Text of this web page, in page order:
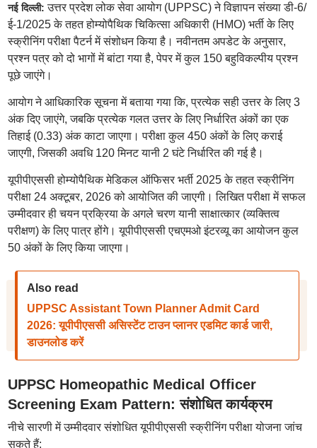
नई दिल्ली: उत्तर प्रदेश लोक सेवा आयोग (UPPSC) ने विज्ञापन संख्या डी-6/
ई-1/2025 के तहत होम्योपैथिक चिकित्सा अधिकारी (HMO) भर्ती के लिए
स्क्रीनिंग परीक्षा पैटर्न में संशोधन किया है। नवीनतम अपडेट के अनुसार,
प्रश्न पत्र को दो भागों में बांटा गया है, पेपर में कुल 150 बहुविकल्पीय प्रश्न
पूछे जाएंगे।
आयोग ने आधिकारिक सूचना में बताया गया कि, प्रत्येक सही उत्तर के लिए 3
अंक दिए जाएंगे, जबकि प्रत्येक गलत उत्तर के लिए निर्धारित अंकों का एक
तिहाई (0.33) अंक काटा जाएगा। परीक्षा कुल 450 अंकों के लिए कराई
जाएगी, जिसकी अवधि 120 मिनट यानी 2 घंटे निर्धारित की गई है।
यूपीपीएससी होम्योपैथिक मेडिकल ऑफिसर भर्ती 2025 के तहत स्क्रीनिंग
परीक्षा 24 अक्टूबर, 2026 को आयोजित की जाएगी। लिखित परीक्षा में सफल
उम्मीदवार ही चयन प्रक्रिया के अगले चरण यानी साक्षात्कार (व्यक्तित्व
परीक्षण) के लिए पात्र होंगे। यूपीपीएससी एचएमओ इंटरव्यू का आयोजन कुल
50 अंकों के लिए किया जाएगा।
Also read
UPPSC Assistant Town Planner Admit Card
2026: यूपीपीएससी असिस्टेंट टाउन प्लानर एडमिट कार्ड जारी,
डाउनलोड करें
UPPSC Homeopathic Medical Officer
Screening Exam Pattern: संशोधित कार्यक्रम
नीचे सारणी में उम्मीदवार संशोधित यूपीपीएससी स्क्रीनिंग परीक्षा योजना जांच
सकते हैं: